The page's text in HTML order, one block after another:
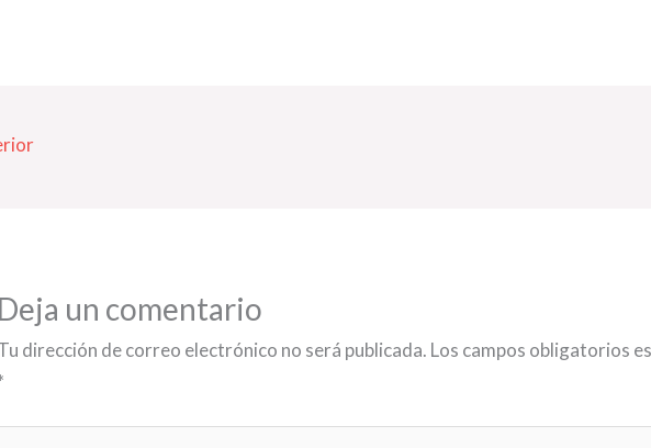
Deja un comentario
dirección de correo electrónico no será publicada. Los campos obligatorios